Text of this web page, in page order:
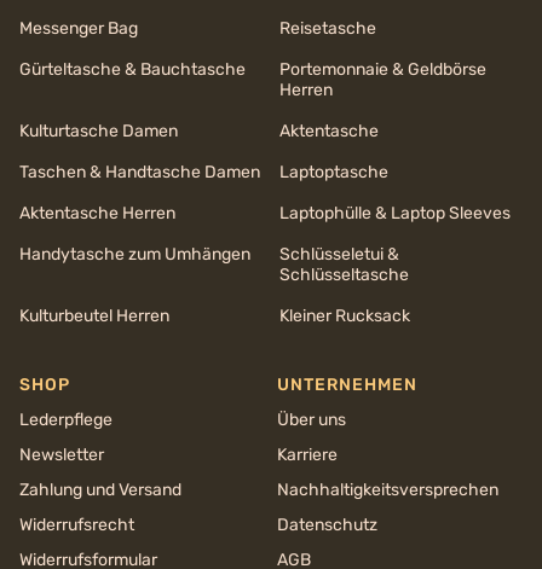
Messenger Bag
Reisetasche
Gürteltasche & Bauchtasche
Portemonnaie & Geldbörse
Herren
Kulturtasche Damen
Aktentasche
Taschen & Handtasche Damen
Laptoptasche
Aktentasche Herren
Laptophülle & Laptop Sleeves
Handytasche zum Umhängen
Schlüsseletui &
Schlüsseltasche
Kulturbeutel Herren
Kleiner Rucksack
SHOP
Lederpflege
Newsletter
Zahlung und Versand
Widerrufsrecht
Widerrufsformular
UNTERNEHMEN
Über uns
Karriere
Nachhaltigkeits­versprechen
Datenschutz
AGB